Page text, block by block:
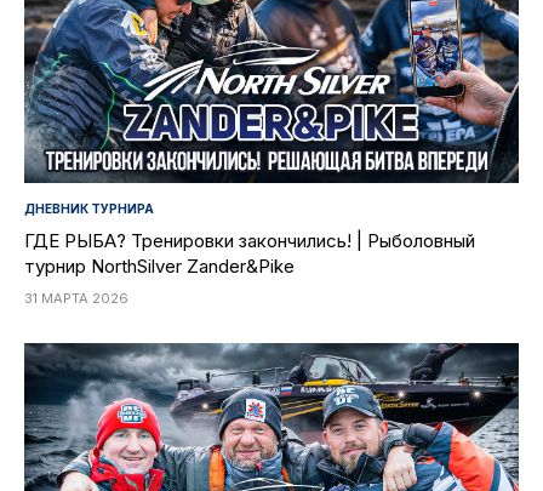
ДНЕВНИК ТУРНИРА
ГДЕ РЫБА? Тренировки закончились! | Рыболовный
турнир NorthSilver Zander&Pike
31 МАРТА 2026